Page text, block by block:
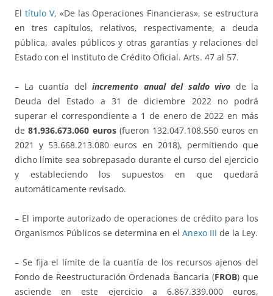
El título V, «De las Operaciones Financieras», se estructura
en tres capítulos, relativos, respectivamente, a deuda
pública, avales públicos y otras garantías y relaciones del
Estado con el Instituto de Crédito Oficial. Arts. 47 al 57.
– La cuantía del incremento anual del saldo vivo de la
Deuda del Estado a 31 de diciembre 2022 no podrá
superar el correspondiente a 1 de enero de 2022 en más
de81.936.673.060 euros(fueron 132.047.108.550 euros en
2021 y 53.668.213.080 euros en 2018), permitiendo que
dicho límite sea sobrepasado durante el curso del ejercicio
y estableciendo los supuestos en que quedará
automáticamente revisado.
– El importe autorizado de operaciones de crédito para los
Organismos Públicos se determina en el Anexo III de la Ley.
– Se fija el límite de la cuantía de los recursos ajenos del
Fondo de Reestructuración Ordenada Bancaria (FROB) que
asciende en este ejercicio a 6.867.339.000 euros,